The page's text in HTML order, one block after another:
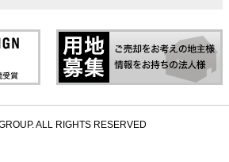
ALL RIGHTS RESERVED